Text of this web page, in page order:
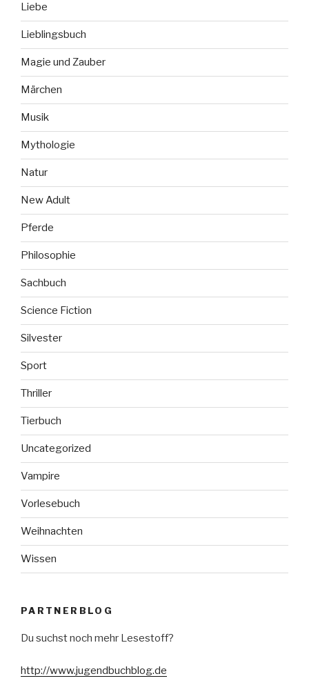
Liebe
Lieblingsbuch
Magie und Zauber
Märchen
Musik
Mythologie
Natur
New Adult
Pferde
Philosophie
Sachbuch
Science Fiction
Silvester
Sport
Thriller
Tierbuch
Uncategorized
Vampire
Vorlesebuch
Weihnachten
Wissen
PARTNERBLOG
Du suchst noch mehr Lesestoff?
http://www.jugendbuchblog.de